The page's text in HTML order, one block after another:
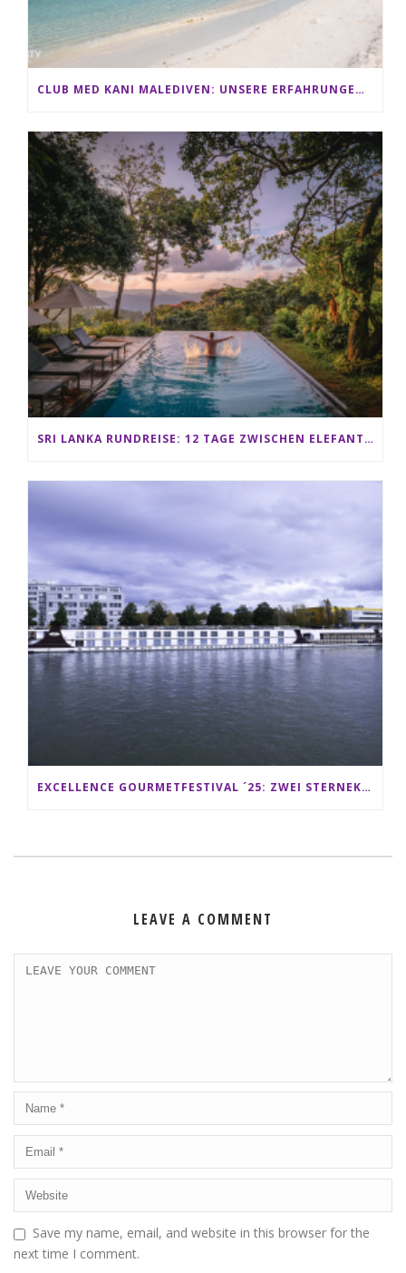
CLUB MED KANI MALEDIVEN: UNSERE ERFAHRUNGEN IM ALL-INCLUSIVE PARADIES
SRI LANKA RUNDREISE: 12 TAGE ZWISCHEN ELEFANTEN, TEEPLANTAGEN & STRAND ALS FAMILIE
EXCELLENCE GOURMETFESTIVAL ´25: ZWEI STERNEKÖCHE ANTONIO GUIDA & DARIO MORESCO VERWÖHNEN IHRE GÄSTE AUF EINER LUXERIÖSEN SCHIFFSREISE
LEAVE A COMMENT
Save my name, email, and website in this browser for the
next time I comment.